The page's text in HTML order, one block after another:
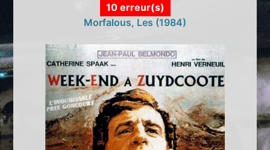
10 erreur(s)
Morfalous, Les (1984)